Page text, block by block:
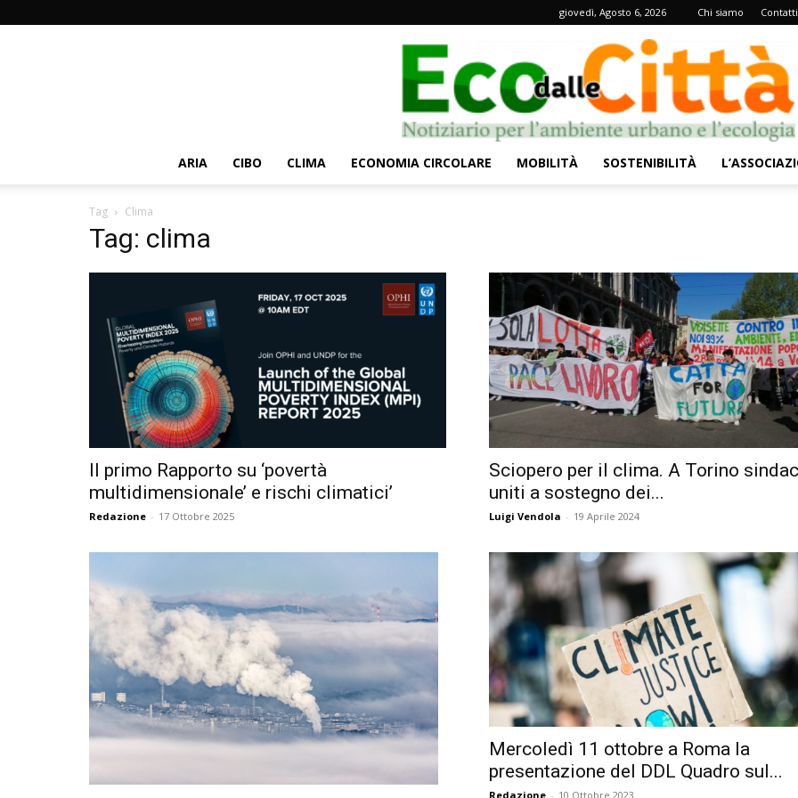
giovedì, Agosto 6, 2026 Chi siamo Contatti
dalle
ARIA CIBO CLIMA ECONOMIA CIRCOLARE MOBILITÀ SOSTENIBILITÀ
Tag Clima
Tag: clima
Il primo Rapporto su ‘povertà
multidimensionale’ e rischi climatici’
Redazione - 17 Ottobre 2025
Sciopero per il clima. A Torino
uniti a sostegno dei...
Luigi Vendola - 19 Aprile 2024
Mercoledì 11 ottobre a Roma la
presentazione del DDL Quadro sul...
Redazione - 10 Ottobre 2023